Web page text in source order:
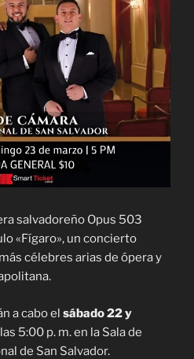
salvadoreño Opus 503
«Fígaro», un concierto
célebres arias de ópera y
a cabo el sábado 22 y
5:00 p. m. en la Sala de
de San Salvador.